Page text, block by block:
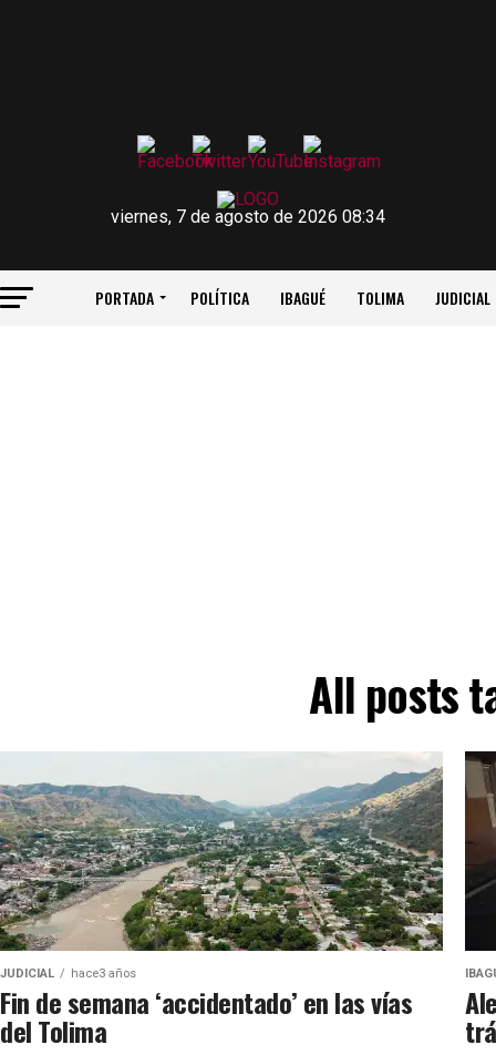
viernes, 7 de agosto de 2026 08:34
PORTADA POLÍTICA IBAGUÉ TOLIMA JUDICIAL
All posts
JUDICIAL hace3 años
Fin de semana ‘accidentado’ en las vías
del Tolima